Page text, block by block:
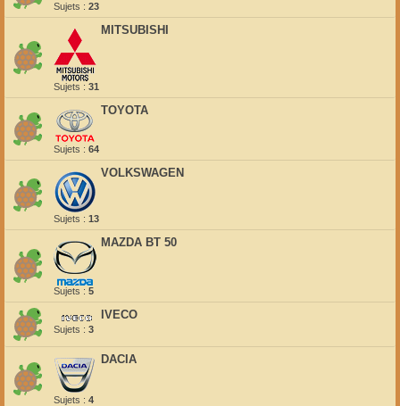
Sujets : 23
MITSUBISHI
Sujets : 31
TOYOTA
Sujets : 64
VOLKSWAGEN
Sujets : 13
MAZDA BT 50
Sujets : 5
IVECO
Sujets : 3
DACIA
Sujets : 4